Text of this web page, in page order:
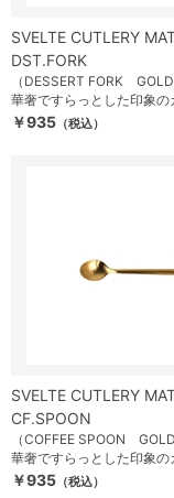
SVELTE CUTLERY
DST.FORK
（DESSERT FORK GOLD
華奢ですらっとした印象の
￥935 （税込）
SVELTE CUTLERY
CF.SPOON
（COFFEE SPOON GOLD
華奢ですらっとした印象の
￥935 （税込）